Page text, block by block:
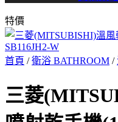
特價
首頁 / 衛浴 BATHROOM /
三菱